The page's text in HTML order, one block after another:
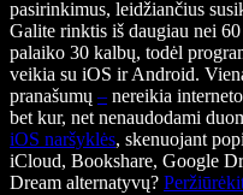
pasirinkimus, leidžiančius
Galite rinktis iš daugiau nei
palaiko 30 kalbų, todėl
veikia su iOS ir Android.
pranašumų – nereikia
bet kur, net nenaudodami
iOS naršyklės, skenuojant
iCloud, Bookshare, Google
Dream alternatyvų?